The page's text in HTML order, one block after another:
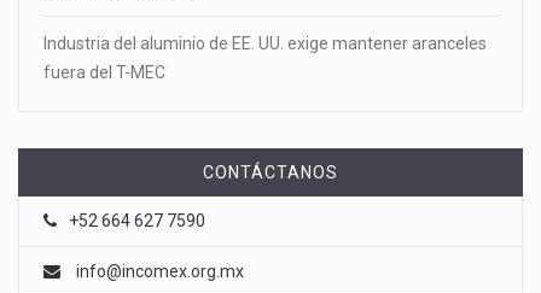
Industria del aluminio de EE. UU. exige mantener aranceles
fuera del T-MEC
CONTÁCTANOS
+52 664 627 7590
info@incomex.org.mx